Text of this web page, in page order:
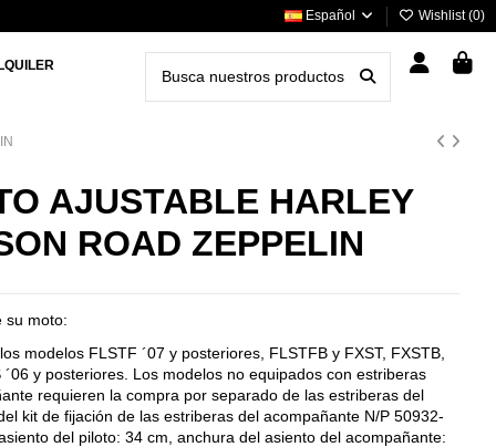
Español Wishlist (0)
AJUSTABLE HARLEY
ROAD ZEPPELIN
su moto:
modelos FLSTF ´07 y posteriores, FLSTFB y FXST, FXSTB,
´06 y posteriores. Los modelos no equipados con estriberas
requieren la compra por separado de las estriberas del
kit de fijación de las estriberas del acompañante N/P 50932-
del piloto: 34 cm, anchura del asiento del acompañante: